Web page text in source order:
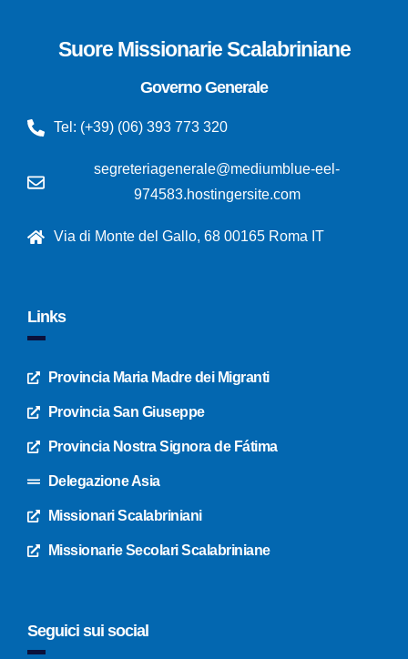
Suore Missionarie Scalabriniane
Governo Generale
Tel: (+39) (06) 393 773 320
segreteriagenerale@mediumblue-eel-
974583.hostingersite.com
Via di Monte del Gallo, 68 00165 Roma IT
Links
Provincia Maria Madre dei Migranti
Provincia San Giuseppe
Provincia Nostra Signora de Fátima
Delegazione Asia
Missionari Scalabriniani
Missionarie Secolari Scalabriniane
Seguici sui social